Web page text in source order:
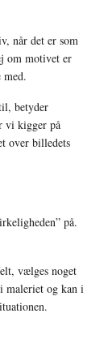
når det er som
om motivet er
betyder
vi kigger på
over billedets
på.
vælges noget
maleriet og kan i